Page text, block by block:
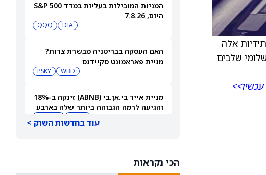
המניות המובילות בעליות במדד S&P 500
היום, 7.8.26
DIA
QQQ
האם העסקה בבריטניה מבשרת צרות?
מניית פאראמונט סקיידנס
WBD
PSKY
מניית אייר בי.אן.בי (ABNB) זינקה ב-18%
והגיעה לרמה הגבוהה ביותר שלה בארבע
בגודלה בארה"ב
עוד בחדשות השוק >
הכי נקראות
הוצאות הון עתידיות אלה
שלבים
עכשיו>>